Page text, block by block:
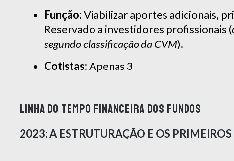
Função:Viabilizar aportes adicionais,
Reservado a investidores profissionais (
segundo classificação da CVM).
Cotistas:Apenas 3
LINHA DO TEMPO FINANCEIRA DOS FUNDOS
2023: A ESTRUTURAÇÃO E OS PRIMEIROS